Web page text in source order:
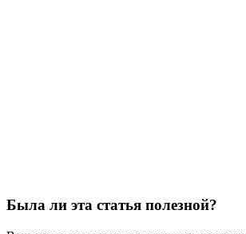
Была ли эта статья полезной?